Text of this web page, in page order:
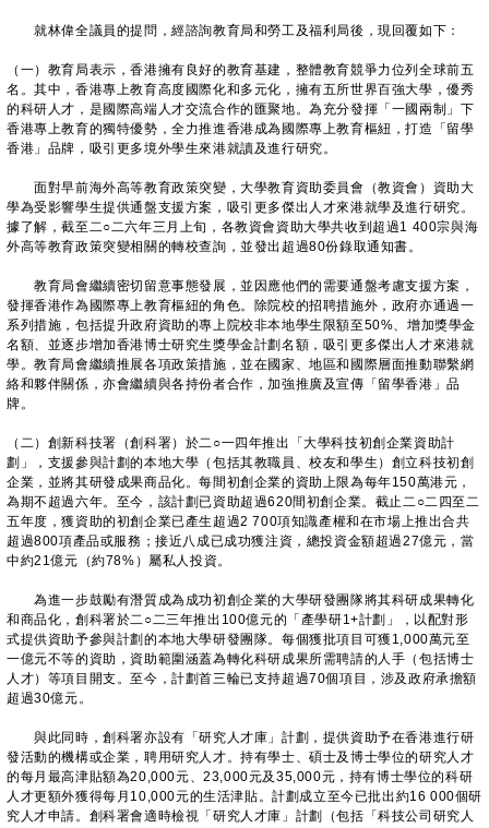
就林偉全議員的提問，經諮詢教育局和勞工及福利局後，現回覆如下：
（一）教育局表示，香港擁有良好的教育基建，整體教育競爭力位列全球前五
名。其中，香港專上教育高度國際化和多元化，擁有五所世界百強大學，優秀
的科研人才，是國際高端人才交流合作的匯聚地。為充分發揮「一國兩制」下
香港專上教育的獨特優勢，全力推進香港成為國際專上教育樞紐，打造「留學
香港」品牌，吸引更多境外學生來港就讀及進行研究。
面對早前海外高等教育政策突變，大學教育資助委員會（教資會）資助大
學為受影響學生提供通盤支援方案，吸引更多傑出人才來港就學及進行研究。
據了解，截至二○二六年三月上旬，各教資會資助大學共收到超過1 400宗與海
外高等教育政策突變相關的轉校查詢，並發出超過80份錄取通知書。
教育局會繼續密切留意事態發展，並因應他們的需要通盤考慮支援方案，
發揮香港作為國際專上教育樞紐的角色。除院校的招聘措施外，政府亦通過一
系列措施，包括提升政府資助的專上院校非本地學生限額至50%、增加獎學金
名額、並逐步增加香港博士研究生獎學金計劃名額，吸引更多傑出人才來港就
學。教育局會繼續推展各項政策措施，並在國家、地區和國際層面推動聯繫網
絡和夥伴關係，亦會繼續與各持份者合作，加強推廣及宣傳「留學香港」品
牌。
（二）創新科技署（創科署）於二○一四年推出「大學科技初創企業資助計
劃」，支援參與計劃的本地大學（包括其教職員、校友和學生）創立科技初創
企業，並將其研發成果商品化。每間初創企業的資助上限為每年150萬港元，
為期不超過六年。至今，該計劃已資助超過620間初創企業。截止二○二四至二
五年度，獲資助的初創企業已產生超過2 700項知識產權和在市場上推出合共
超過800項產品或服務；接近八成已成功獲注資，總投資金額超過27億元，當
中約21億元（約78%）屬私人投資。
為進一步鼓勵有潛質成為成功初創企業的大學研發團隊將其科研成果轉化
和商品化，創科署於二○二三年推出100億元的「產學研1+計劃」，以配對形
式提供資助予參與計劃的本地大學研發團隊。每個獲批項目可獲1,000萬元至
一億元不等的資助，資助範圍涵蓋為轉化科研成果所需聘請的人手（包括博士
人才）等項目開支。至今，計劃首三輪已支持超過70個項目，涉及政府承擔額
超過30億元。
與此同時，創科署亦設有「研究人才庫」計劃，提供資助予在香港進行研
發活動的機構或企業，聘用研究人才。持有學士、碩士及博士學位的研究人才
的每月最高津貼額為20,000元、23,000元及35,000元，持有博士學位的科研
人才更額外獲得每月10,000元的生活津貼。計劃成立至今已批出約16 000個研
究人才申請。創科署會適時檢視「研究人才庫」計劃（包括「科技公司研究人